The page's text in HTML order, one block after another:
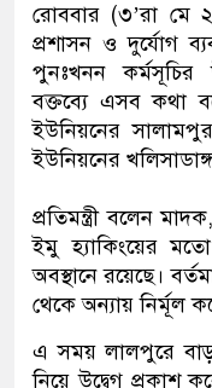
রোববার (৩’রা মে
প্রশাসন ও দুর্যোগ
পুনঃখনন কর্মসূচির
বক্তব্যে এসব কথা
ইউনিয়নের
ইউনিয়নের
প্রতিমন্ত্রী বলেন
ইমু হ্যাকিংয়ের
অবস্থানে রয়েছে।
থেকে অন্যায় নির্মূল
এ সময় লালপুরে
নিয়ে উদ্বেগ প্রকাশ